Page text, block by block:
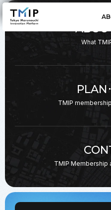
What
PLAN
TMIP
TMIP Membership